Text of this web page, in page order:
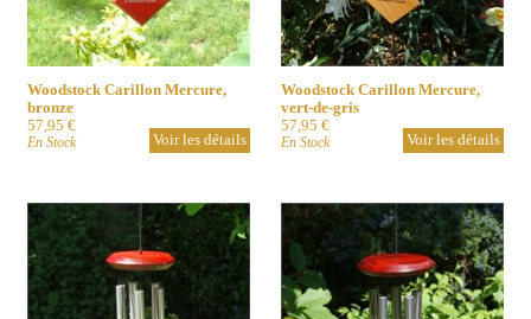
Woodstock Carillon Mercure,
bronze
57,95 €
En Stock Voir les détails
Woodstock Carillon Mercure,
vert-de-gris
57,95 €
En Stock Voir les détails